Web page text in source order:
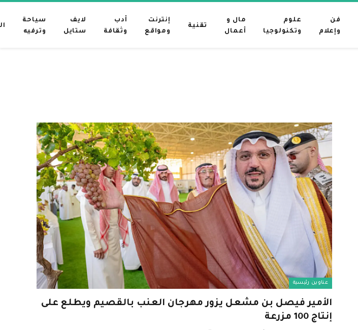
فن
وإعلام
علوم
وتكنولوجيا
مال و
أعمال
تقنية
إنترنت
ومواقع
أدب
وثقافة
لايف
ستايل
سياحة
وترفيه
عناوين رئيسية
الأمير فيصل بن مشعل يزور مهرجان العنب بالقصيم ويطلع على
إنتاج 100 مزرعة